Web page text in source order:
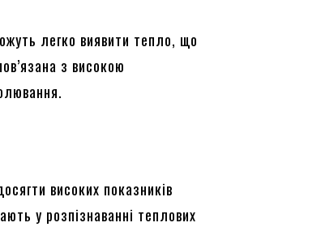
легко виявити тепло, що
з високою
високих показників
у розпізнаванні теплових